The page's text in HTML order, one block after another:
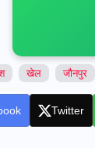
खेल जौनपुर
Twitter